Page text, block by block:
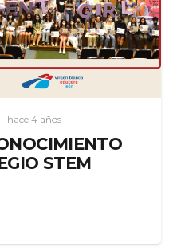
hace 4 años
STEM